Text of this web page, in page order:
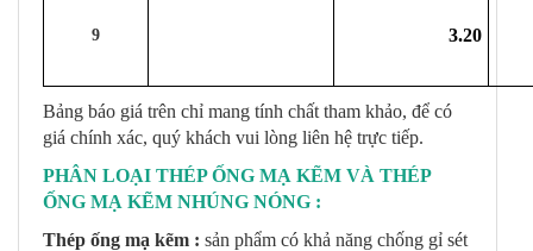
9 3.20
Bảng báo giá trên chỉ mang tính chất tham khảo, để có
giá chính xác, quý khách vui lòng liên hệ trực tiếp.
PHÂN LOẠI THÉP ỐNG MẠ KẼM VÀ THÉP
ỐNG MẠ KẼM NHÚNG NÓNG :
Thép ống mạ kẽm : sản phẩm có khả năng chống gỉ sét